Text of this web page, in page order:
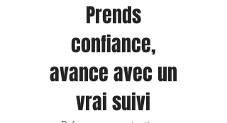
Prends
confiance,
avance avec un
vrai suivi